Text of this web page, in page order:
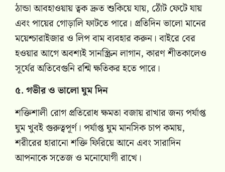
ঠান্ডা আবহাওয়ায় ত্বক দ্রুত শুকিয়ে যায়, ঠোঁট ফেটে যায়
এবং পায়ের গোড়ালি ফাটতে পারে। প্রতিদিন ভালো মানের
ময়েশ্চারাইজার ও লিপ বাম ব্যবহার করুন। বাইরে বের
হওয়ার আগে অবশ্যই সানস্ক্রিন লাগান, কারণ শীতকালেও
সূর্যের অতিবেগুনি রশ্মি ক্ষতিকর হতে পারে।
৫. গভীর ও ভালো ঘুম দিন
শক্তিশালী রোগ প্রতিরোধ ক্ষমতা বজায় রাখার জন্য পর্যাপ্ত
ঘুম খুবই গুরুত্বপূর্ণ। পর্যাপ্ত ঘুম মানসিক চাপ কমায়,
শরীরের হারানো শক্তি ফিরিয়ে আনে এবং সারাদিন
আপনাকে সতেজ ও মনোযোগী রাখে।